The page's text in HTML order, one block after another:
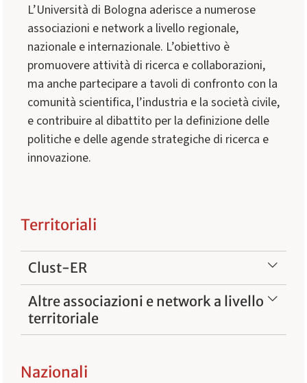
L’Università di Bologna aderisce a numerose
associazioni e network a livello regionale,
nazionale e internazionale. L’obiettivo è
promuovere attività di ricerca e collaborazioni,
ma anche partecipare a tavoli di confronto con la
comunità scientifica, l’industria e la società civile,
e contribuire al dibattito per la definizione delle
politiche e delle agende strategiche di ricerca e
innovazione.
Territoriali
Clust-ER
Altre associazioni e network a livello
territoriale
Nazionali